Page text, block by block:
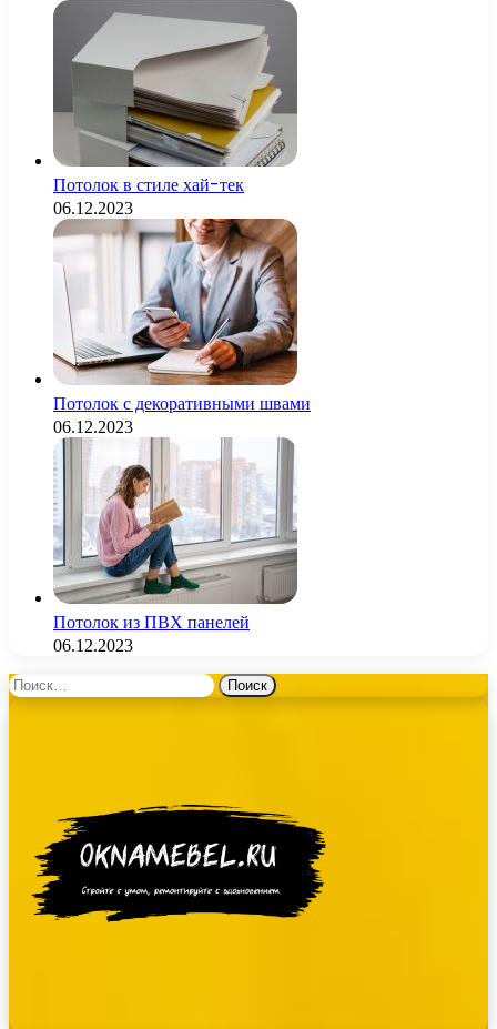
Потолок в стиле хай-тек
06.12.2023
Потолок с декоративными швами
06.12.2023
Потолок из ПВХ панелей
06.12.2023
Найти: